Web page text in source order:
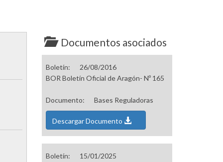
Documentos asociados
Boletín:
26/08/2016
BOR Boletín Oficial de Aragón- Nº 165
Documento: Bases Reguladoras
Descargar Documento
Boletín:
15/01/2025